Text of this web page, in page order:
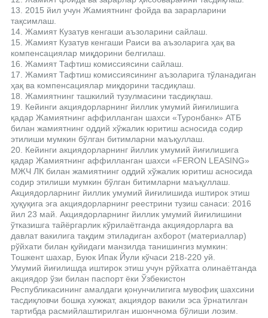
13. 2015 йил учун Жамиятнинг фойда ва зарарларини
тақсимлаш.
14. Жамият Кузатув кенгаши аъзоларини сайлаш.
15. Жамият Кузатув кенгаши Раиси ва аъзоларига ҳақ ва
компенсациялар миқдорини белгилаш.
16. Жамият Тафтиш комиссиясини сайлаш.
17. Жамият Тафтиш комиссиясининг аъзоларига тўланадиган
ҳақ ва компенсациялар миқдорини тасдиқлаш.
18. Жамиятнинг ташкилий тузулмасини тасдиқлаш.
19. Кейинги акциядорларнинг йиллик умумий йиғилишига
қадар Жамиятнинг аффилланган шахси «Туронбанк» АТБ
билан жамиятнинг оддий хўжалик юритиш асносида содир
этилиши мумкин бўлган битимларни маъқуллаш.
20. Кейинги акциядорларнинг йиллик умумий йиғилишига
қадар Жамиятнинг аффилланган шахси «FERON LEASING»
МЖЧ ЛК билан жамиятнинг оддий хўжалик юритиш асносида
содир этилиши мумкин бўлган битимларни маъқуллаш.
Акциядорларнинг йиллик умумий йиғилишида иштирок этиш
ҳуқуқига эга акциядорларнинг реестрини тузиш санаси: 2016
йил 23 май. Акциядорларнинг йиллик умумий йиғилишини
ўтказишга тайёргарлик кўрилаётганда акциядорларга ва
давлат вакилига тақдим этиладиган ахборот (материаллар)
рўйхати билан қуйидаги манзилда танишингиз мумкин:
Тошкент шахар, Буюк Ипак Йули кўчаси 218-220 уй.
Умумий йиғилишда иштирок этиш учун рўйхатга олинаётганда
акциядор ўзи билан паспорт ёки Ўзбекистон
Республикасининг амалдаги қонунчилигига мувофиқ шахсини
тасдиқловчи бошқа хужжат, акциядор вакили эса ўрнатилган
тартибда расмийлаштирилган ишончнома бўлиши лозим.